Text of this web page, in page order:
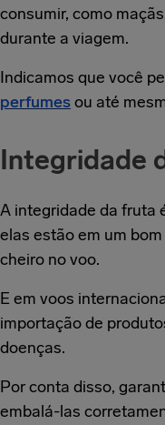
consumir, como
durante a viagem.
Indicamos que você
perfumesou até
Integridade
A integridade da fruta
elas estão em um
cheiro no voo.
E em voos
importação de
doenças.
Por conta disso,
embalá-las